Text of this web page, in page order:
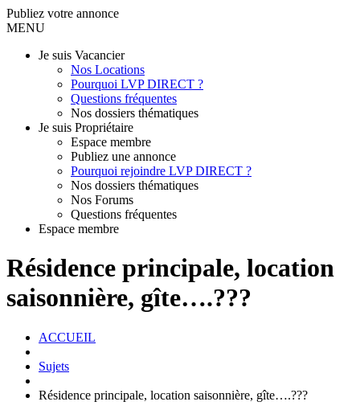
Publiez votre annonce
MENU
Je suis Vacancier
Nos Locations
Pourquoi LVP DIRECT ?
Questions fréquentes
Nos dossiers thématiques
Je suis Propriétaire
Espace membre
Publiez une annonce
Pourquoi rejoindre LVP DIRECT ?
Nos dossiers thématiques
Nos Forums
Questions fréquentes
Espace membre
Résidence principale, location
saisonnière, gîte….???
ACCUEIL
Sujets
Résidence principale, location saisonnière, gîte….???